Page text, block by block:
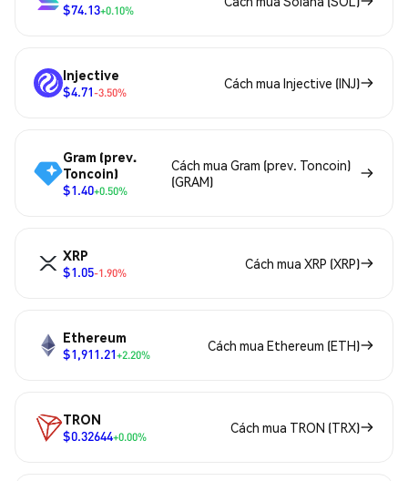
$74.13+0.10%
Injective
$4.71-3.50%
Cách mua Injective (INJ)
Gram (prev.
Toncoin)
$1.40+0.50%
Cách mua Gram (prev. Toncoin)
(GRAM)
XRP
$1.05-1.90%
Cách mua XRP (XRP)
Ethereum
$1,911.21+2.20%
Cách mua Ethereum (ETH)
TRON
$0.32644+0.00%
Cách mua TRON (TRX)